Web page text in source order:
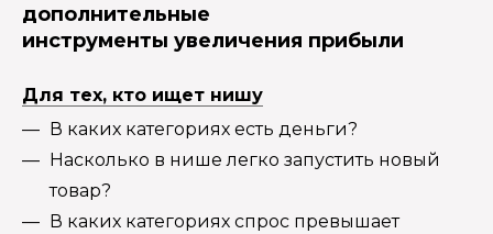
дополнительные
инструменты увеличения прибыли
Для тех, кто ищет нишу
В каких категориях есть деньги?
Насколько в нише легко запустить новый
товар?
В каких категориях спрос превышает